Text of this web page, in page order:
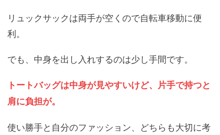
リュックサックは両手が空くので自転車移動に便
利。
でも、中身を出し入れするのは少し手間です。
トートバッグは中身が見やすいけど、片手で持つと
肩に負担が。
使い勝手と自分のファッション、どちらも大切に考